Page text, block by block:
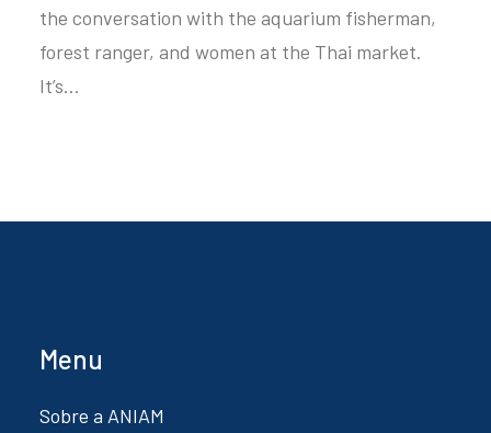
the conversation with the aquarium fisherman,
forest ranger, and women at the Thai market.
It’s…
Menu
Sobre a ANIAM